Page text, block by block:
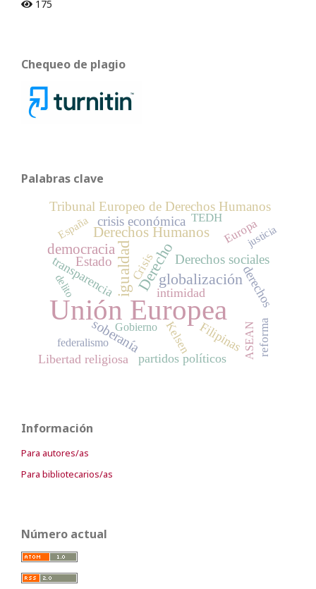
175
Chequeo de plagio
Palabras clave
Unión Europea
igualdad globalización
Derecho
democracia
Derechos Humanos
crisis económica
Derechos sociales
Estado
Tribunal Europeo de Derechos Humanos
soberanía
transparencia intimidad
Filipinas
derechos
partidos políticos
Libertad religiosa
Crisis
reforma
TEDHEuropa
Kelsen
federalismo
Gobierno ASEAN
España justicia
delito
Información
Para autores/as
Para bibliotecarios/as
Número actual